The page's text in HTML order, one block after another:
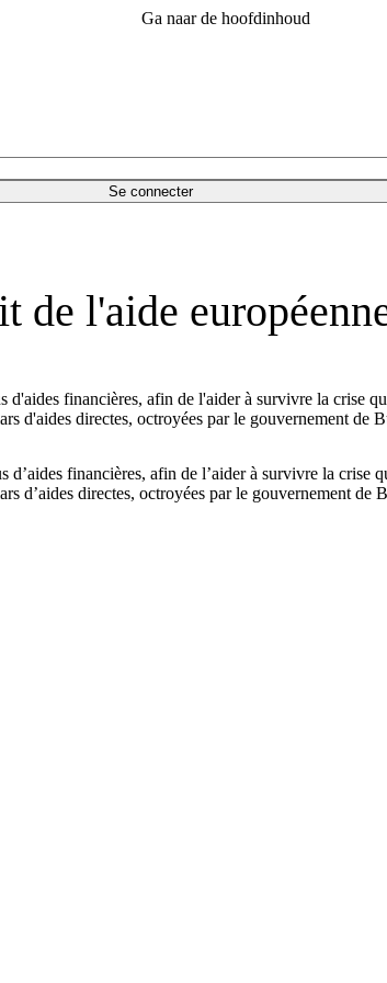
Ga naar de hoofdinhoud
Se connecter
de l'aide
financières, afin de l'aider à survivre la crise
d'aides directes, octroyées par le gouvernement de
financières, afin de l’aider à survivre la crise
d’aides directes, octroyées par le gouvernement